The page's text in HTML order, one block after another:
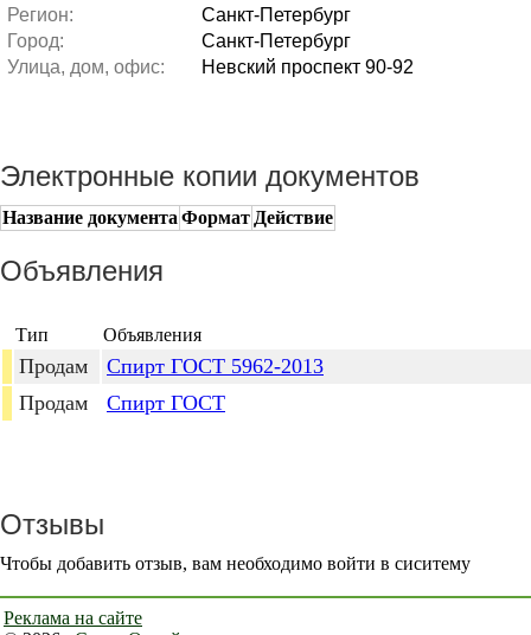
Регион:
Санкт-Петербург
Город:
Санкт-Петербург
Улица, дом, офис:
Невский проспект 90-92
Электронные копии документов
Название документа Формат Действие
Объявления
Тип Объявления
Продам
Спирт ГОСТ 5962-2013
Продам
Спирт ГОСТ
Отзывы
Чтобы добавить отзыв, вам необходимо войти в сиситему
Реклама на сайте